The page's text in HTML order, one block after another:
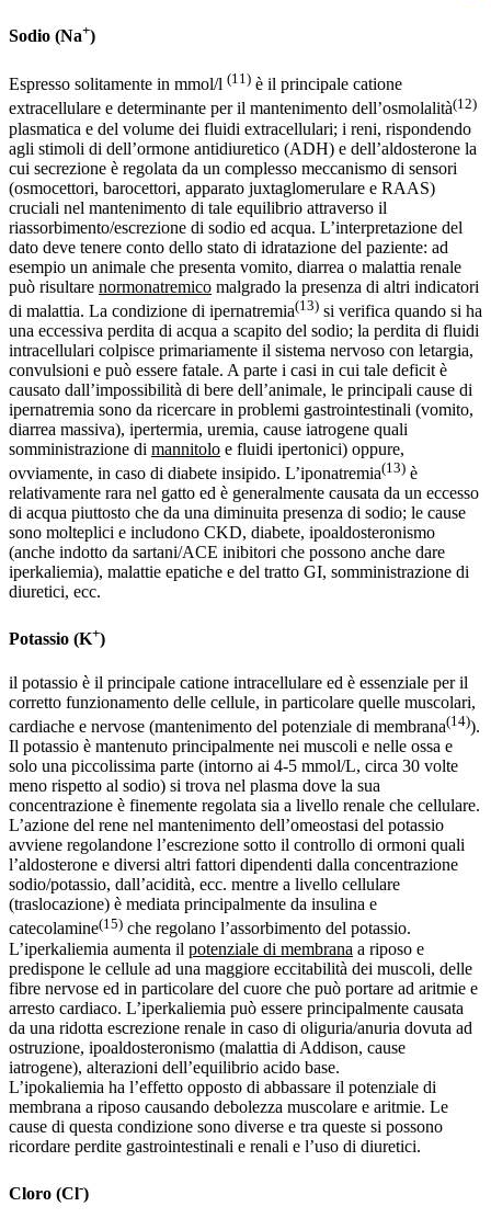
Sodio (Na+)
Espresso solitamente in mmol/l (11) è il principale catione
extracellulare e determinante per il mantenimento dell’osmolalità(12)
plasmatica e del volume dei fluidi extracellulari; i reni, rispondendo
agli stimoli di dell’ormone antidiuretico (ADH) e dell’aldosterone la
cui secrezione è regolata da un complesso meccanismo di sensori
(osmocettori, barocettori, apparato juxtaglomerulare e RAAS)
cruciali nel mantenimento di tale equilibrio attraverso il
riassorbimento/escrezione di sodio ed acqua. L’interpretazione del
dato deve tenere conto dello stato di idratazione del paziente: ad
esempio un animale che presenta vomito, diarrea o malattia renale
può risultare normonatremico malgrado la presenza di altri indicatori
di malattia. La condizione di ipernatremia(13) si verifica quando si ha
una eccessiva perdita di acqua a scapito del sodio; la perdita di fluidi
intracellulari colpisce primariamente il sistema nervoso con letargia,
convulsioni e può essere fatale. A parte i casi in cui tale deficit è
causato dall’impossibilità di bere dell’animale, le principali cause di
ipernatremia sono da ricercare in problemi gastrointestinali (vomito,
diarrea massiva), ipertermia, uremia, cause iatrogene quali
somministrazione di mannitolo e fluidi ipertonici) oppure,
ovviamente, in caso di diabete insipido. L’iponatremia(13) è
relativamente rara nel gatto ed è generalmente causata da un eccesso
di acqua piuttosto che da una diminuita presenza di sodio; le cause
sono molteplici e includono CKD, diabete, ipoaldosteronismo
(anche indotto da sartani/ACE inibitori che possono anche dare
iperkaliemia), malattie epatiche e del tratto GI, somministrazione di
diuretici, ecc.
Potassio (K+)
il potassio è il principale catione intracellulare ed è essenziale per il
corretto funzionamento delle cellule, in particolare quelle muscolari,
cardiache e nervose (mantenimento del potenziale di membrana(14)).
Il potassio è mantenuto principalmente nei muscoli e nelle ossa e
solo una piccolissima parte (intorno ai 4-5 mmol/L, circa 30 volte
meno rispetto al sodio) si trova nel plasma dove la sua
concentrazione è finemente regolata sia a livello renale che cellulare.
L’azione del rene nel mantenimento dell’omeostasi del potassio
avviene regolandone l’escrezione sotto il controllo di ormoni quali
l’aldosterone e diversi altri fattori dipendenti dalla concentrazione
sodio/potassio, dall’acidità, ecc. mentre a livello cellulare
(traslocazione) è mediata principalmente da insulina e
catecolamine(15) che regolano l’assorbimento del potassio.
L’iperkaliemia aumenta il potenziale di membrana a riposo e
predispone le cellule ad una maggiore eccitabilità dei muscoli, delle
fibre nervose ed in particolare del cuore che può portare ad aritmie e
arresto cardiaco. L’iperkaliemia può essere principalmente causata
da una ridotta escrezione renale in caso di oliguria/anuria dovuta ad
ostruzione, ipoaldosteronismo (malattia di Addison, cause
iatrogene), alterazioni dell’equilibrio acido base.
L’ipokaliemia ha l’effetto opposto di abbassare il potenziale di
membrana a riposo causando debolezza muscolare e aritmie. Le
cause di questa condizione sono diverse e tra queste si possono
ricordare perdite gastrointestinali e renali e l’uso di diuretici.
Cloro (Cl-)